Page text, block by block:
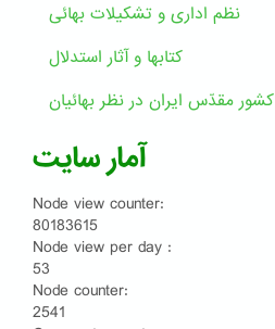
نظم اداری و تشکیلات بهائی
کتابها و آثار استدلال
کشور مقدّس ایران در نظر بهائیان
آمار سایت
Node view counter:
80183615
Node view per day :
53
Node counter:
2541